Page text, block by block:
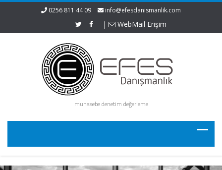
0256 811 44 09 info@efesdanismanlik.com
| WebMail Erişim
muhasebe denetim değerleme